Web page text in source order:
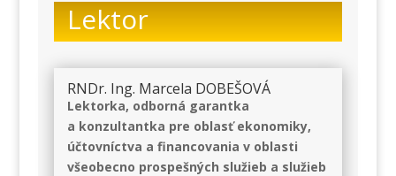
Lektor
RNDr. Ing. Marcela DOBEŠOVÁ
Lektorka, odborná garantka
a konzultantka pre oblasť ekonomiky,
účtovníctva a financovania v oblasti
všeobecno prospešných služieb a služieb